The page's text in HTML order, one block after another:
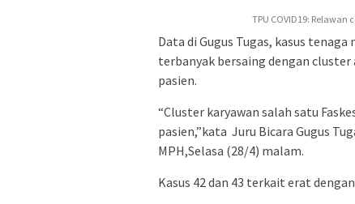
TPU COVID19:
Data di Gugus Tugas, kasus
terbanyak bersaing dengan cluster
pasien.
“Cluster karyawan salah satu
pasien,”kata Juru Bicara Gugus
MPH,Selasa (28/4) malam.
Kasus 42 dan 43 terkait erat